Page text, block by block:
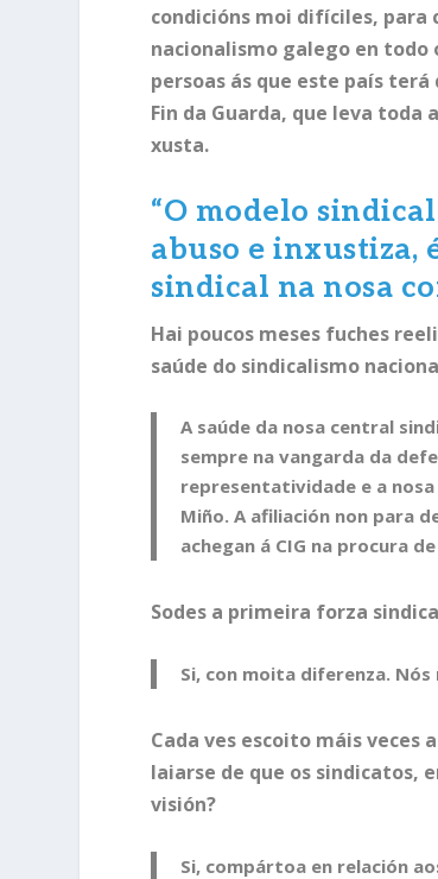
condicións moi difíciles, para
nacionalismo galego en todo
persoas ás que este país
Fin da Guarda, que leva toda
xusta.
“O modelo
abuso e inxustiza,
sindical na nosa
Hai poucos meses fuches
saúde do sindicalismo
A saúde da nosa central
sempre na vangarda da
representatividade e a
Miño. A afiliación non para
achegan á CIG na procura
Sodes a primeira forza
Si, con moita diferenza.
Cada ves escoito máis veces
laiarse de que os sindicatos,
visión?
Si, compártoa en relación